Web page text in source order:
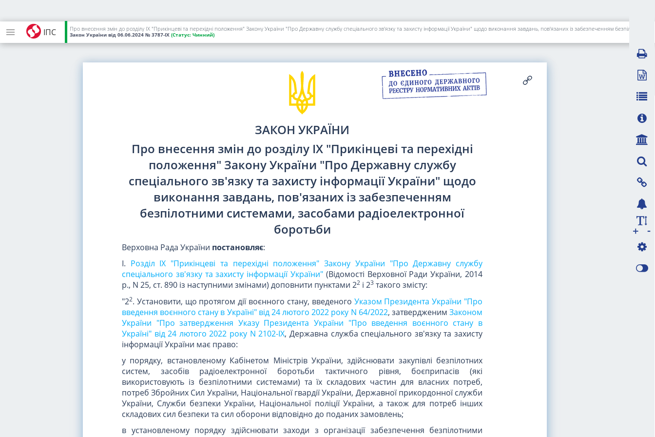
ІПС Закон України від 06.06.2024 № 3787-IX (Статус: Чинний)
ЗАКОН УКРАЇНИ
Про внесення змін до розділу IX "Прикінцеві та перехідні
положення" Закону України "Про Державну службу
спеціального зв'язку та захисту інформації України" щодо
виконання завдань, пов'язаних із забезпеченням
безпілотними системами, засобами радіоелектронної
боротьби
Верховна Рада України постановляє:
I. Розділ IX "Прикінцеві та перехідні положення" Закону України "Про Державну службу
спеціального зв'язку та захисту інформації України" (Відомості Верховної Ради України, 2014
р., N 25, ст. 890 із наступними змінами) доповнити пунктами 22 і 23 такого змісту:
"22. Установити, що протягом дії воєнного стану, введеного Указом Президента України "Про
введення воєнного стану в Україні" від 24 лютого 2022 року N 64/2022, затвердженимЗаконом
України "Про затвердження Указу Президента України "Про введення воєнного стану в
Україні" від 24 лютого 2022 року N 2102-IX, Державна служба спеціального зв'язку та захисту
інформації України має право:
у порядку, встановленому Кабінетом Міністрів України, здійснювати закупівлі безпілотних
систем, засобів радіоелектронної боротьби тактичного рівня, боєприпасів (які
використовують із безпілотними системами) та їх складових частин для власних потреб,
потреб Збройних Сил України, Національної гвардії України, Державної прикордонної служби
України, Служби безпеки України, Національної поліції України, а також для потреб інших
складових сил безпеки та сил оборони відповідно до поданих замовлень;
в установленому порядку здійснювати заходи з організації забезпечення безпілотними
-
+